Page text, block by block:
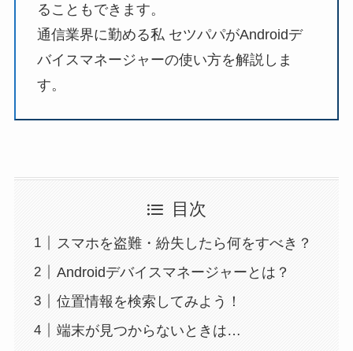
ることもできます。
通信業界に勤める私 セツパパがAndroidデ
バイスマネージャーの使い方を解説しま
す。
目次
スマホを盗難・紛失したら何をすべき？
Androidデバイスマネージャーとは？
位置情報を検索してみよう！
端末が見つからないときは…